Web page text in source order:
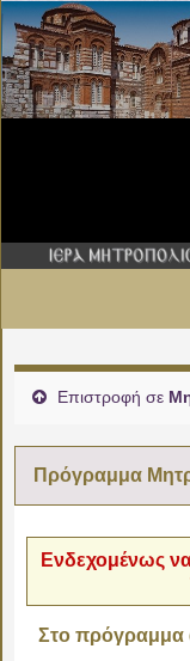
Επιστροφή σε
Πρόγραμμα
Ενδεχομένως
Στο πρόγραμμα